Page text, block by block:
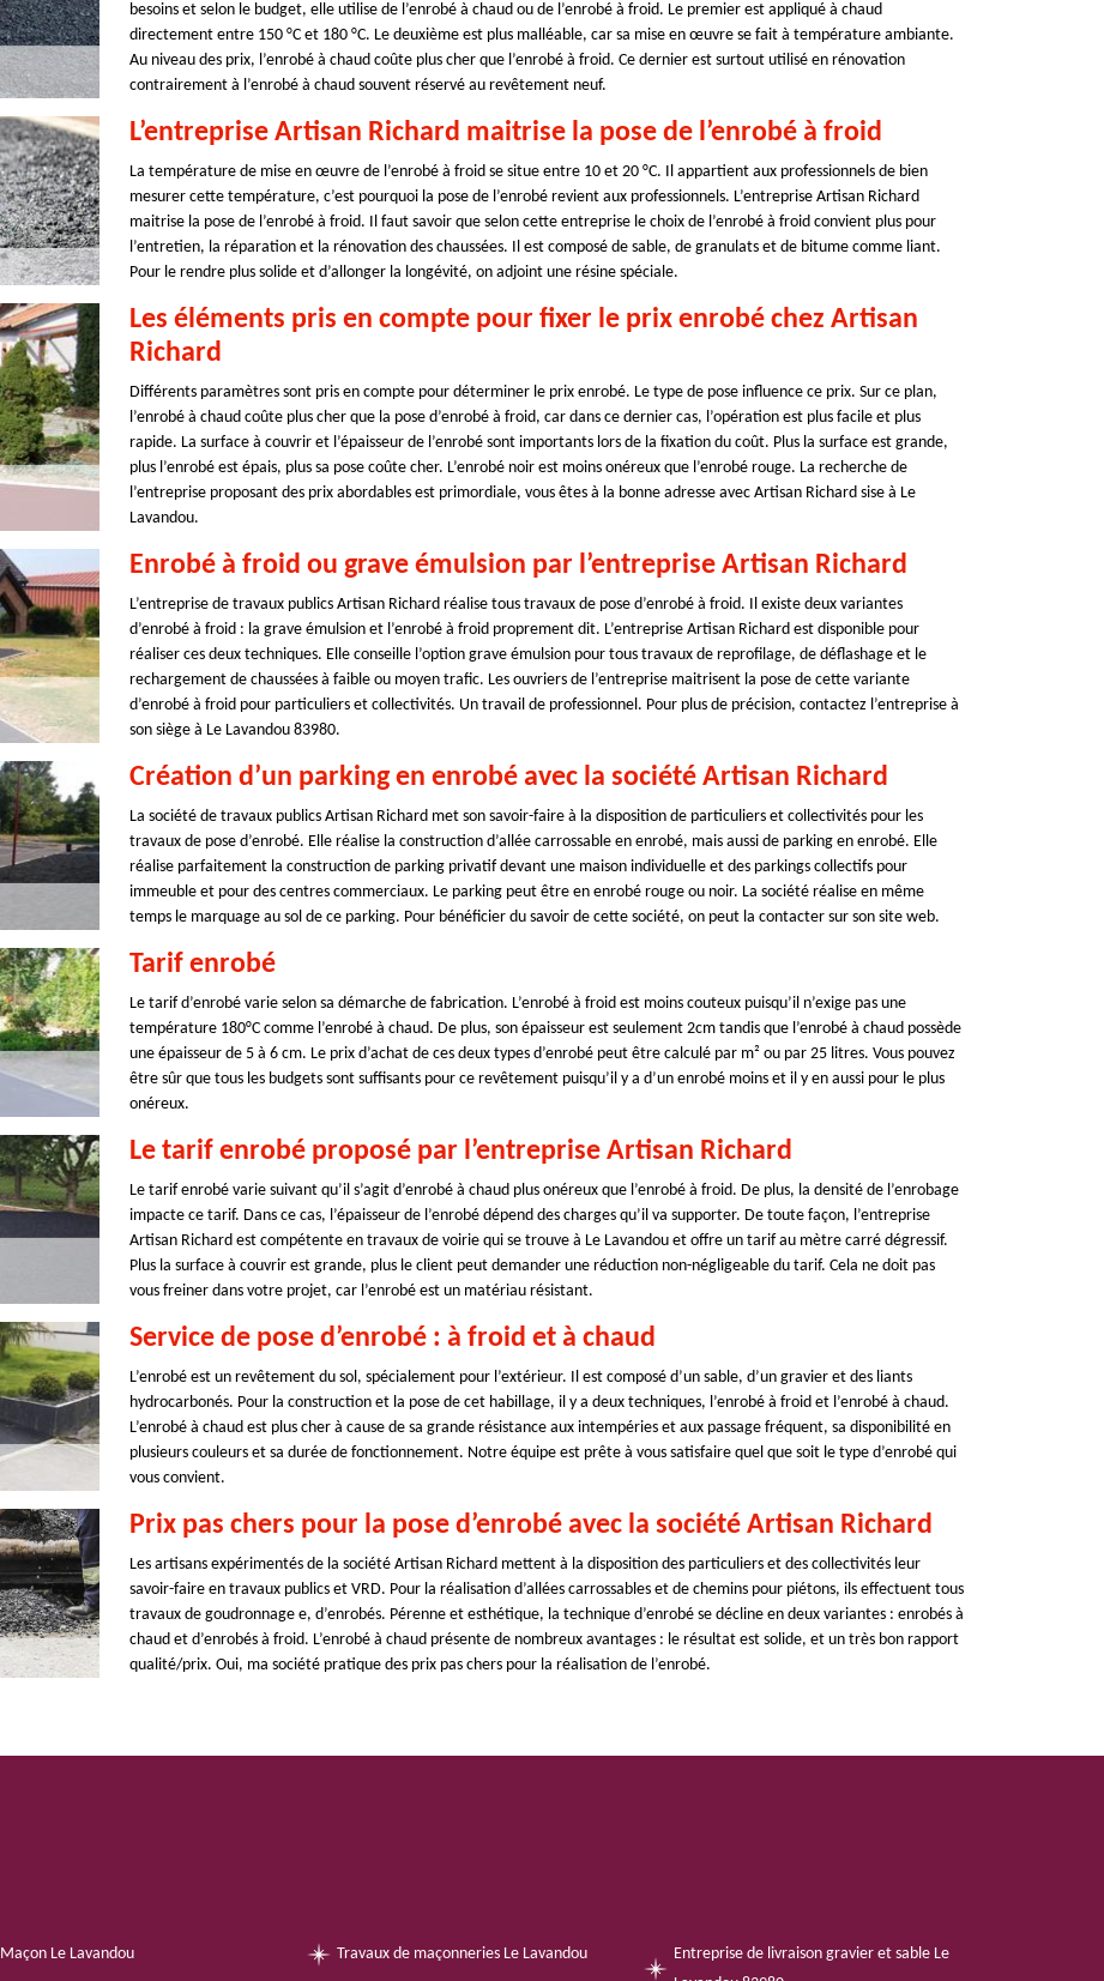
besoins et selon le budget, elle utilise de l’enrobé à chaud ou de l’enrobé à froid. Le premier est appliqué à chaud
directement entre 150 °C et 180 °C. Le deuxième est plus malléable, car sa mise en œuvre se fait à température ambiante.
Au niveau des prix, l’enrobé à chaud coûte plus cher que l’enrobé à froid. Ce dernier est surtout utilisé en rénovation
contrairement à l’enrobé à chaud souvent réservé au revêtement neuf.
L’entreprise Artisan Richard maitrise la pose de l’enrobé à froid
La température de mise en œuvre de l’enrobé à froid se situe entre 10 et 20 °C. Il appartient aux professionnels de bien
mesurer cette température, c’est pourquoi la pose de l’enrobé revient aux professionnels. L’entreprise Artisan Richard
maitrise la pose de l’enrobé à froid. Il faut savoir que selon cette entreprise le choix de l’enrobé à froid convient plus pour
l’entretien, la réparation et la rénovation des chaussées. Il est composé de sable, de granulats et de bitume comme liant.
Pour le rendre plus solide et d’allonger la longévité, on adjoint une résine spéciale.
Les éléments pris en compte pour fixer le prix enrobé chez Artisan
Richard
Différents paramètres sont pris en compte pour déterminer le prix enrobé. Le type de pose influence ce prix. Sur ce plan,
l’enrobé à chaud coûte plus cher que la pose d’enrobé à froid, car dans ce dernier cas, l’opération est plus facile et plus
rapide. La surface à couvrir et l’épaisseur de l’enrobé sont importants lors de la fixation du coût. Plus la surface est grande,
plus l’enrobé est épais, plus sa pose coûte cher. L’enrobé noir est moins onéreux que l’enrobé rouge. La recherche de
l’entreprise proposant des prix abordables est primordiale, vous êtes à la bonne adresse avec Artisan Richard sise à Le
Lavandou.
Enrobé à froid ou grave émulsion par l’entreprise Artisan Richard
L’entreprise de travaux publics Artisan Richard réalise tous travaux de pose d’enrobé à froid. Il existe deux variantes
d’enrobé à froid : la grave émulsion et l’enrobé à froid proprement dit. L’entreprise Artisan Richard est disponible pour
réaliser ces deux techniques. Elle conseille l’option grave émulsion pour tous travaux de reprofilage, de déflashage et le
rechargement de chaussées à faible ou moyen trafic. Les ouvriers de l’entreprise maitrisent la pose de cette variante
d’enrobé à froid pour particuliers et collectivités. Un travail de professionnel. Pour plus de précision, contactez l’entreprise à
son siège à Le Lavandou 83980.
Création d’un parking en enrobé avec la société Artisan Richard
La société de travaux publics Artisan Richard met son savoir-faire à la disposition de particuliers et collectivités pour les
travaux de pose d’enrobé. Elle réalise la construction d’allée carrossable en enrobé, mais aussi de parking en enrobé. Elle
réalise parfaitement la construction de parking privatif devant une maison individuelle et des parkings collectifs pour
immeuble et pour des centres commerciaux. Le parking peut être en enrobé rouge ou noir. La société réalise en même
temps le marquage au sol de ce parking. Pour bénéficier du savoir de cette société, on peut la contacter sur son site web.
Tarif enrobé
Le tarif d’enrobé varie selon sa démarche de fabrication. L’enrobé à froid est moins couteux puisqu’il n’exige pas une
température 180°C comme l’enrobé à chaud. De plus, son épaisseur est seulement 2cm tandis que l’enrobé à chaud possède
une épaisseur de 5 à 6 cm. Le prix d’achat de ces deux types d’enrobé peut être calculé par m² ou par 25 litres. Vous pouvez
être sûr que tous les budgets sont suffisants pour ce revêtement puisqu’il y a d’un enrobé moins et il y en aussi pour le plus
onéreux.
Le tarif enrobé proposé par l’entreprise Artisan Richard
Le tarif enrobé varie suivant qu’il s’agit d’enrobé à chaud plus onéreux que l’enrobé à froid. De plus, la densité de l’enrobage
impacte ce tarif. Dans ce cas, l’épaisseur de l’enrobé dépend des charges qu’il va supporter. De toute façon, l’entreprise
Artisan Richard est compétente en travaux de voirie qui se trouve à Le Lavandou et offre un tarif au mètre carré dégressif.
Plus la surface à couvrir est grande, plus le client peut demander une réduction non-négligeable du tarif. Cela ne doit pas
vous freiner dans votre projet, car l’enrobé est un matériau résistant.
Service de pose d’enrobé : à froid et à chaud
L’enrobé est un revêtement du sol, spécialement pour l’extérieur. Il est composé d’un sable, d’un gravier et des liants
hydrocarbonés. Pour la construction et la pose de cet habillage, il y a deux techniques, l’enrobé à froid et l’enrobé à chaud.
L’enrobé à chaud est plus cher à cause de sa grande résistance aux intempéries et aux passage fréquent, sa disponibilité en
plusieurs couleurs et sa durée de fonctionnement. Notre équipe est prête à vous satisfaire quel que soit le type d’enrobé qui
vous convient.
Prix pas chers pour la pose d’enrobé avec la société Artisan Richard
Les artisans expérimentés de la société Artisan Richard mettent à la disposition des particuliers et des collectivités leur
savoir-faire en travaux publics et VRD. Pour la réalisation d’allées carrossables et de chemins pour piétons, ils effectuent tous
travaux de goudronnage e, d’enrobés. Pérenne et esthétique, la technique d’enrobé se décline en deux variantes : enrobés à
chaud et d’enrobés à froid. L’enrobé à chaud présente de nombreux avantages : le résultat est solide, et un très bon rapport
qualité/prix. Oui, ma société pratique des prix pas chers pour la réalisation de l’enrobé.
Maçon Le Lavandou Travaux de maçonneries Le Lavandou
Entreprise de livraison gravier et sable Le